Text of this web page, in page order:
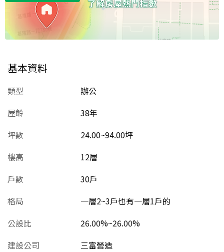
基本資料
類型
辦公
屋齡
38年
坪數
24.00~94.00坪
樓高
12層
戶數
30戶
格局
一層2~3戶也有一層1戶的
公設比
26.00%~26.00%
建設公司
三富營造